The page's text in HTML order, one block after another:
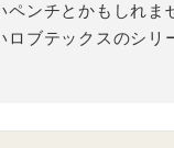
ンチとかもしれま
ブテックスのシリ